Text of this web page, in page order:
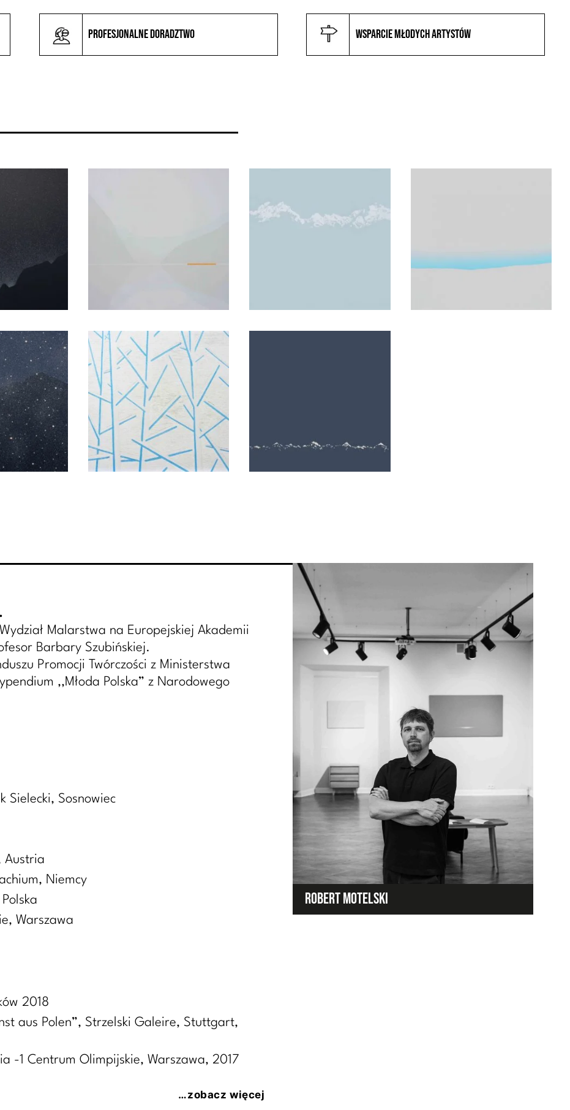
Profesjonalne doradztwo Wsparcie młodych artystów
Malarstwa na Europejskiej Akademii
Barbary Szubińskiej.
Promocji Twórczości z Ministerstwa
,,Młoda Polska” z Narodowego
Sielecki, Sosnowiec
Austria
Niemcy
Warszawa
2018
aus Polen”, Strzelski Galeire, Stuttgart,
-1 Centrum Olimpijskie, Warszawa, 2017
…zobacz więcej
ROBERT MOTELSKI